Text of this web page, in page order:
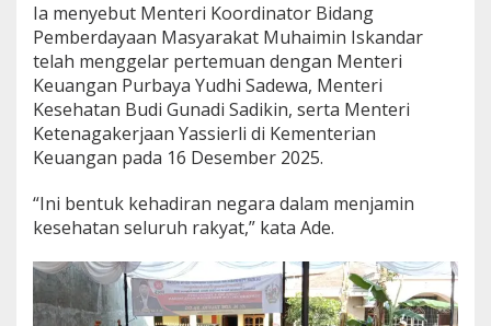
Ia menyebut Menteri Koordinator Bidang
Pemberdayaan Masyarakat Muhaimin Iskandar
telah menggelar pertemuan dengan Menteri
Keuangan Purbaya Yudhi Sadewa, Menteri
Kesehatan Budi Gunadi Sadikin, serta Menteri
Ketenagakerjaan Yassierli di Kementerian
Keuangan pada 16 Desember 2025.
“Ini bentuk kehadiran negara dalam menjamin
kesehatan seluruh rakyat,” kata Ade.